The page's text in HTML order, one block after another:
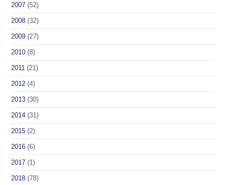
2007 (52)
2008 (32)
2009 (27)
2010 (8)
2011 (21)
2012 (4)
2013 (30)
2014 (31)
2015 (2)
2016 (6)
2017 (1)
2018 (78)